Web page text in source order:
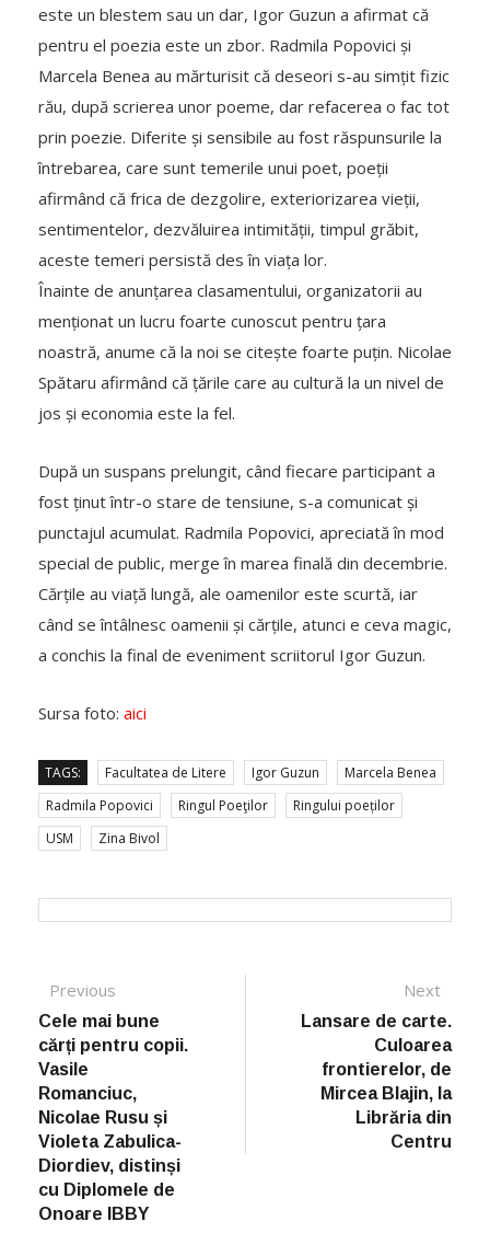
este un blestem sau un dar, Igor Guzun a afirmat că
pentru el poezia este un zbor. Radmila Popovici și
Marcela Benea au mărturisit că deseori s-au simțit fizic
rău, după scrierea unor poeme, dar refacerea o fac tot
prin poezie. Diferite și sensibile au fost răspunsurile la
întrebarea, care sunt temerile unui poet, poeții
afirmând că frica de dezgolire, exteriorizarea vieții,
sentimentelor, dezvăluirea intimității, timpul grăbit,
aceste temeri persistă des în viața lor.
Înainte de anunțarea clasamentului, organizatorii au
menționat un lucru foarte cunoscut pentru țara
noastră, anume că la noi se citește foarte puțin. Nicolae
Spătaru afirmând că țările care au cultură la un nivel de
jos și economia este la fel.
După un suspans prelungit, când fiecare participant a
fost ținut într-o stare de tensiune, s-a comunicat și
punctajul acumulat. Radmila Popovici, apreciată în mod
special de public, merge în marea finală din decembrie.
Cărțile au viață lungă, ale oamenilor este scurtă, iar
când se întâlnesc oamenii și cărțile, atunci e ceva magic,
a conchis la final de eveniment scriitorul Igor Guzun.
Sursa foto: aici
TAGS: Facultatea de Litere Igor Guzun
Marcela Benea
Radmila Popovici
Ringul Poeţilor
Ringului poeților
USM
Zina Bivol
Post navigation
Previous
Cele mai bune
cărți pentru copii.
Vasile
Romanciuc,
Nicolae Rusu și
Violeta Zabulica-
Diordiev, distinși
cu Diplomele de
Onoare IBBY
Next
Lansare de carte.
Culoarea
frontierelor, de
Mircea Blajin, la
Librăria din
Centru